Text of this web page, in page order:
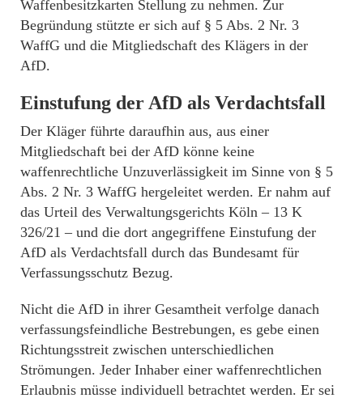
Waffenbesitzkarten Stellung zu nehmen. Zur
Begründung stützte er sich auf § 5 Abs. 2 Nr. 3
WaffG und die Mitgliedschaft des Klägers in der
AfD.
Einstufung der AfD als Verdachtsfall
Der Kläger führte daraufhin aus, aus einer
Mitgliedschaft bei der AfD könne keine
waffenrechtliche Unzuverlässigkeit im Sinne von § 5
Abs. 2 Nr. 3 WaffG hergeleitet werden. Er nahm auf
das Urteil des Verwaltungsgerichts Köln – 13 K
326/21 – und die dort angegriffene Einstufung der
AfD als Verdachtsfall durch das Bundesamt für
Verfassungsschutz Bezug.
Nicht die AfD in ihrer Gesamtheit verfolge danach
verfassungsfeindliche Bestrebungen, es gebe einen
Richtungsstreit zwischen unterschiedlichen
Strömungen. Jeder Inhaber einer waffenrechtlichen
Erlaubnis müsse individuell betrachtet werden. Er sei